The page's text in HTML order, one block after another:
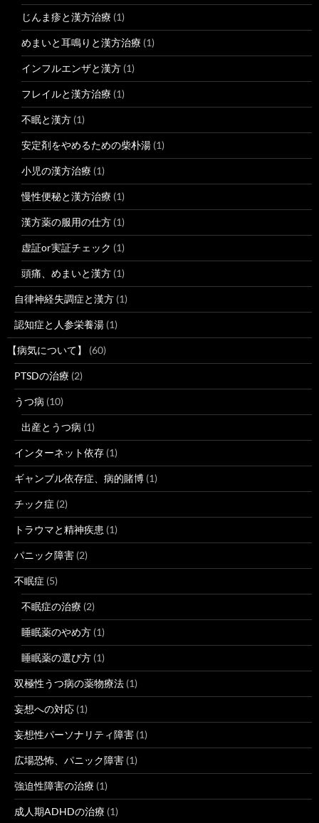
じんま疹と漢方治療 (1)
めまいと耳鳴りと漢方治療 (1)
インフルエンザと漢方 (1)
フレイルと漢方治療 (1)
不眠と漢方 (1)
安定剤をやめるための柴朴湯 (1)
小児の漢方治療 (1)
慢性便秘と漢方治療 (1)
漢方薬の服用の仕方 (1)
虚証or実証チェック (1)
頭痛、めまいと漢方 (1)
自律神経失調症と漢方 (1)
認知症と人参栄養湯 (1)
【病気について】 (60)
PTSDの治療 (2)
うつ病 (10)
出産とうつ病 (1)
インターネット依存 (1)
ギャンブル依存症、病的賭博 (1)
チック症 (2)
トラウマと精神疾患 (1)
パニック障害 (2)
不眠症 (5)
不眠症の治療 (2)
睡眠薬のやめ方 (1)
睡眠薬の選び方 (1)
双極性うつ病の薬物療法 (1)
妄想への対応 (1)
妄想性パーソナリティ障害 (1)
広場恐怖、パニック障害 (1)
強迫性障害の治療 (1)
成人期ADHDの治療 (1)